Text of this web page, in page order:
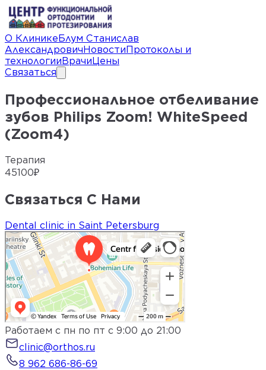
О КлиникеБлум Станислав
АлександровичНовостиПротоколы и
технологииВрачиЦены
Связаться
Профессиональное отбеливание
зубов Philips Zoom! WhiteSpeed
(Zoom4)
Терапия
45100₽
Связаться С Нами
Dental clinic in Saint Petersburg
Работаем с пн по пт с 9:00 до 21:00
clinic@orthos.ru
8 962 686-86-69